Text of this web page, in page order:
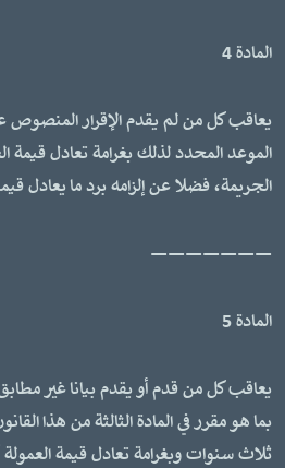
المادة 4
يعاقب كل من لم يقدم الإقرار المنصوص
الموعد المحدد لذلك بغرامة تعادل قيمة
الجريمة، فضلا عن إلزامه برد ما يعادل
———————
المادة 5
يعاقب كل من قدم أو يقدم بيانا غير
بما هو مقرر في المادة الثالثة من هذا
ثلاث سنوات وبغرامة تعادل قيمة